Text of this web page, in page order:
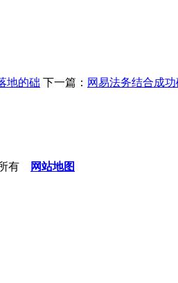
地的础 下一篇： 网易法务结合成
有 网站地图